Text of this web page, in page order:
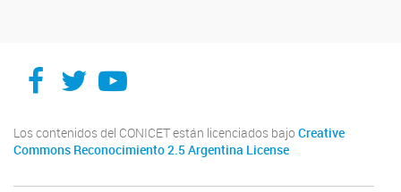
Facebook
TwitterYouTube
Los contenidos del CONICET están licenciados bajo Creative
Commons Reconocimiento 2.5 Argentina License